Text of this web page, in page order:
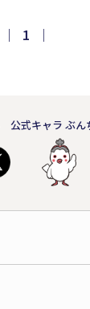
との交渉、病
｜ 1 ｜
公式キャラ ぶん